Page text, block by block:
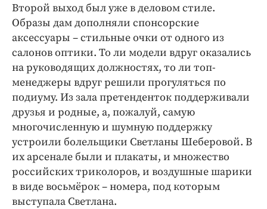
Второй выход был уже в деловом стиле.
Образы дам дополняли спонсорские
аксессуары – стильные очки от одного из
салонов оптики. То ли модели вдруг оказались
на руководящих должностях, то ли топ-
менеджеры вдруг решили прогуляться по
подиуму. Из зала претенденток поддерживали
друзья и родные, а, пожалуй, самую
многочисленную и шумную поддержку
устроили болельщики Светланы Шеберовой. В
их арсенале были и плакаты, и множество
российских триколоров, и воздушные шарики
в виде восьмёрок – номера, под которым
выступала Светлана.